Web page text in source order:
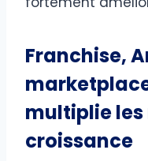
Franchise,
multiplie les
croissance